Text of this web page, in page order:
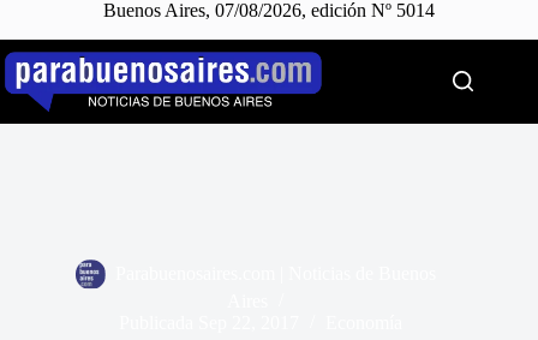
Buenos Aires, 07/08/2026, edición Nº 5014
Saltar
contenido